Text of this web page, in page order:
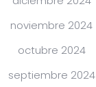
noviembre 2024
octubre 2024
septiembre 2024